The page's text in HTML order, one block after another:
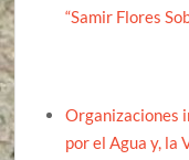
“Samir Flores
Organizaciones
por el Agua y, la